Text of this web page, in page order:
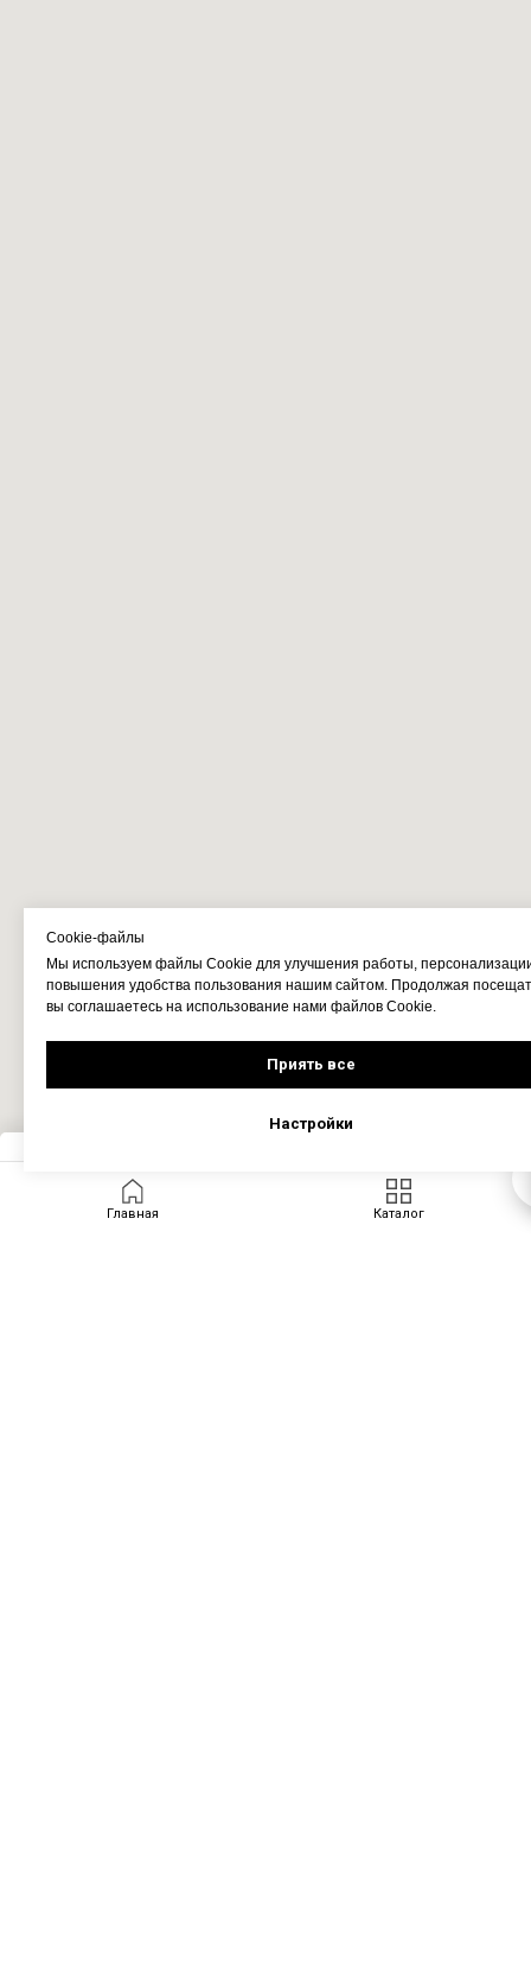
Cookie-файлы
Мы используем файлы Cookie для улучшения работы,
повышения удобства пользования нашим сайтом. Продолжая
вы соглашаетесь на использование нами файлов Cookie.
Приять все
Настройки
Главная Каталог